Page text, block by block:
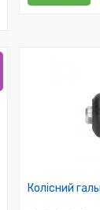
Колісний